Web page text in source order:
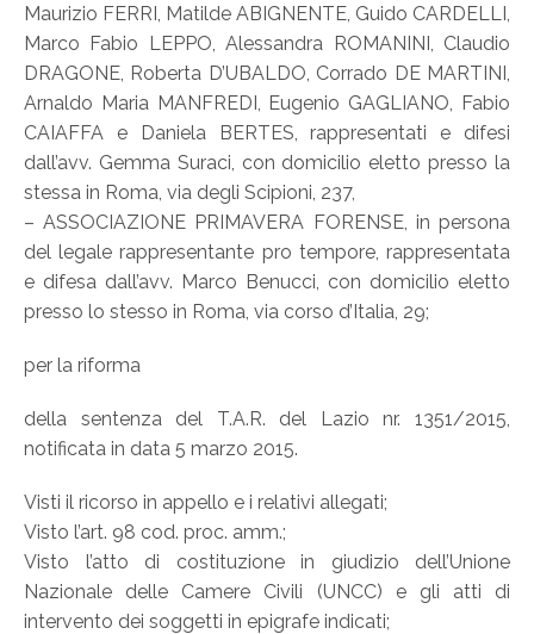
Maurizio FERRI, Matilde ABIGNENTE, Guido CARDELLI,
Marco Fabio LEPPO, Alessandra ROMANINI, Claudio
DRAGONE, Roberta D’UBALDO, Corrado DE MARTINI,
Arnaldo Maria MANFREDI, Eugenio GAGLIANO, Fabio
CAIAFFA e Daniela BERTES, rappresentati e difesi
dall’avv. Gemma Suraci, con domicilio eletto presso la
stessa in Roma, via degli Scipioni, 237,
– ASSOCIAZIONE PRIMAVERA FORENSE, in persona
del legale rappresentante pro tempore, rappresentata
e difesa dall’avv. Marco Benucci, con domicilio eletto
presso lo stesso in Roma, via corso d’Italia, 29;
per la riforma
della sentenza del T.A.R. del Lazio nr. 1351/2015,
notificata in data 5 marzo 2015.
Visti il ricorso in appello e i relativi allegati;
Visto l’art. 98 cod. proc. amm.;
Visto l’atto di costituzione in giudizio dell’Unione
Nazionale delle Camere Civili (UNCC) e gli atti di
intervento dei soggetti in epigrafe indicati;